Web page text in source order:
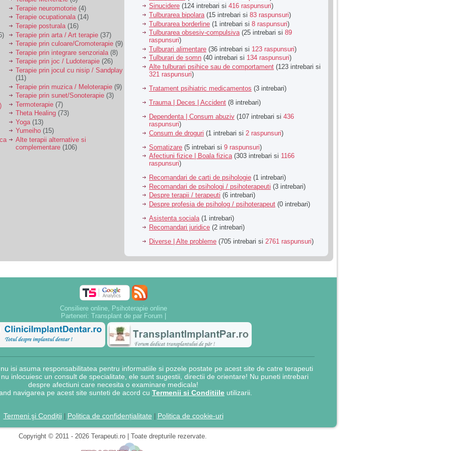
Terapie neuromotorie (4)
Terapie ocupationala(14)
Terapie posturala (16)
Terapie prin arta / Art terapie (37)
Terapie prin culoare/Cromoterapie (9)
Terapie prin integrare senzoriala (8)
Terapie prin joc / Ludoterapie (26)
Terapie prin jocul cu nisip / Sandplay
(11)
Terapie prin muzica / Meloterapie (9)
Terapie prin sunet/Sonoterapie (3)
Termoterapie (7)
Theta Healing (73)
Yoga (13)
Yumeiho (15)
Alte terapii alternative si
complementare (106)
Sinucidere (124 intrebari si 416 raspunsuri)
Tulburarea bipolara(15 intrebari si 83 raspunsuri)
Tulburarea borderline (1 intrebari si 8 raspunsuri)
Tulburarea obsesiv-compulsiva(25 intrebari si 89
raspunsuri)
Tulburari alimentare (36 intrebari si 123 raspunsuri)
Tulburari de somn (40 intrebari si 134 raspunsuri)
Alte tulburari psihice sau de comportament (123 intrebari si
321 raspunsuri)
Tratament psihiatric medicamentos (3 intrebari)
Trauma | Deces | Accident (8 intrebari)
Dependenta | Consum abuziv (107 intrebari si 436
raspunsuri)
Consum de droguri (1 intrebari si 2 raspunsuri)
Somatizare (5 intrebari si 9 raspunsuri)
Afectiuni fizice | Boala fizica(303 intrebari si 1166
raspunsuri)
Recomandari de carti de psihologie (1 intrebari)
Recomandari de psihologi / psihoterapeuti (3 intrebari)
Despre terapii / terapeuti (6 intrebari)
Despre profesia de psiholog / psihoterapeut (0 intrebari)
Asistenta sociala (1 intrebari)
Recomandari juridice (2 intrebari)
Diverse | Alte probleme (705 intrebari si 2761 raspunsuri)
Consiliere online, Psihoterapie online
Parteneri: Transplant de par Forum
isi asuma responsabilitatea pentru informatiile si pozele postate pe acest site de catre terapeuti
inlocuiesc un consult de specialitate, ele sunt sugestii, directii de orientare! Nu puneti intrebari
despre afectiuni care necesita o examinare medicala!
navigarea pe acest site sunteti de acord cu Termenii si Conditiile utilizarii.
Termeni şi Condiții| Politica de confidențialitate Politica de cookie-uri
Copyright © 2011 - 2026 Terapeuti.ro | Toate drepturile rezervate.